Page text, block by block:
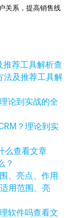
关系，提高销售线
查
法及推荐工具解
？理论到实
查看文章
？
用范围、亮
查看文